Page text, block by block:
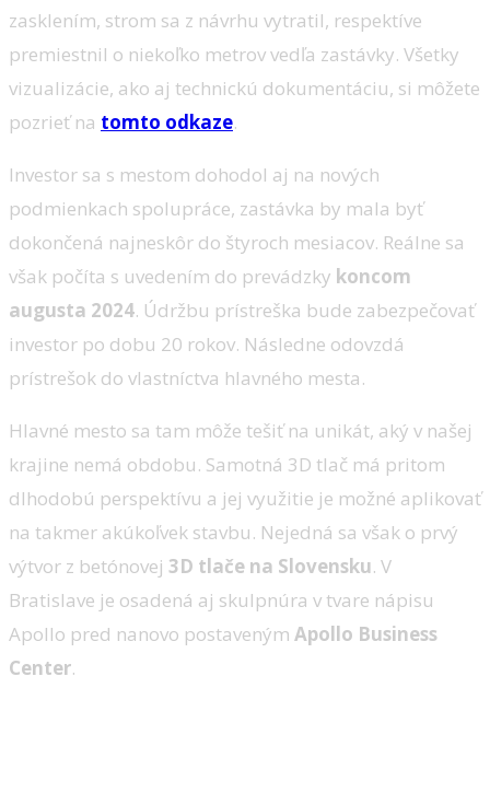
zasklením, strom sa z návrhu vytratil, respektíve
premiestnil o niekoľko metrov vedľa zastávky. Všetky
vizualizácie, ako aj technickú dokumentáciu, si môžete
pozrieť na tomto odkaze.
Investor sa s mestom dohodol aj na nových
podmienkach spolupráce, zastávka by mala byť
dokončená najneskôr do štyroch mesiacov. Reálne sa
však počíta s uvedením do prevádzky koncom
augusta 2024. Údržbu prístreška bude zabezpečovať
investor po dobu 20 rokov. Následne odovzdá
prístrešok do vlastníctva hlavného mesta.
Hlavné mesto sa tam môže tešiť na unikát, aký v našej
krajine nemá obdobu. Samotná 3D tlač má pritom
dlhodobú perspektívu a jej využitie je možné aplikovať
na takmer akúkoľvek stavbu. Nejedná sa však o prvý
výtvor z betónovej 3D tlače na Slovensku. V
Bratislave je osadená aj skulpnúra v tvare nápisu
Apollo pred nanovo postaveným Apollo Business
Center.